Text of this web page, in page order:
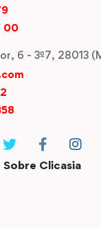
00
6 - 3º7, 28013
Sobre Clicasia